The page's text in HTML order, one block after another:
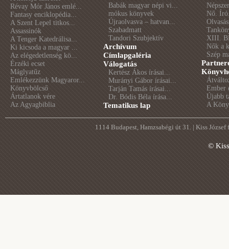
Révay Mór János emlé...
Fantasy enciklopédia...
A Szent Lepel titkos...
Assassinók
A Tenger Katedrálisa...
Ki kicsoda a magyar ...
Az elégedetlenség kö...
Érzéki ecset
Máglyatűz
Emlékezzünk Magyaror...
Könyvbölcső
Ártatlanok vére
Az Agyagbiblia
Babák magyar népi vi...
mókus könyvek
Újraolvasva – hatvan...
Szabadmatt
Tandori Szubjektív
Archívum
Címlapgaléria
Válogatás
Kertész Ákos írásai...
Murányi Gábor írásai...
Tarján Tamás írásai...
Dr. Bódis Béla írása...
Tematikus lap
Nő.
XIII.
Nők a
Szép
Ember
Újabb
A
1114 Budapest, Hamzsabégi út 31. | Kiss
©